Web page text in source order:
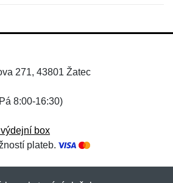
271, 43801 Žatec
8:00-16:30)
box
plateb.